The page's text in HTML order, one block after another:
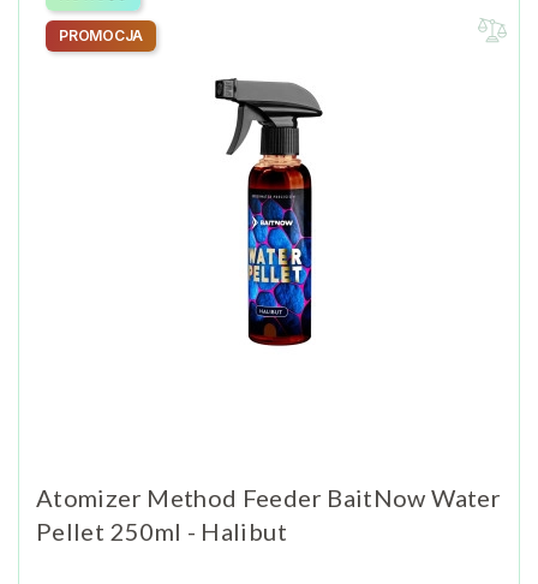
Atomizer Method Feeder BaitNow Water
Pellet 250ml - Halibut
PROMOCJA